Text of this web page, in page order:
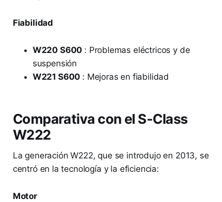
Fiabilidad
W220 S600 : Problemas eléctricos y de
suspensión
W221 S600 : Mejoras en fiabilidad
Comparativa con el S-Class
W222
La generación W222, que se introdujo en 2013, se
centró en la tecnología y la eficiencia:
Motor